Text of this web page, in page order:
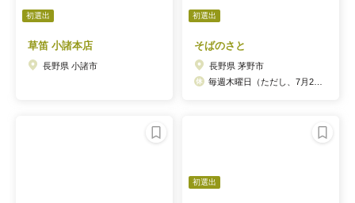
初選出
草笛 小諸本店
長野県 小諸市
初選出
そばのさと
長野県 茅野市
初選出